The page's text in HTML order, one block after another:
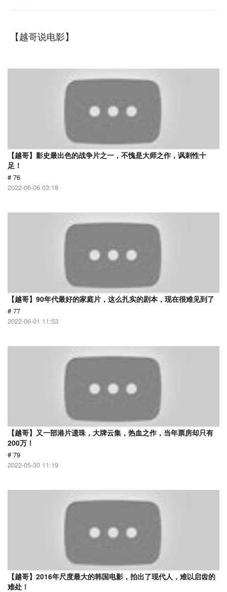
【越哥说电影】
【越哥】影史最出色的战争片之一，不愧是大师之作，讽刺性十
足！
# 76
2022-06-06 03:18
【越哥】90年代最好的家庭片，这么扎实的剧本，现在很难见到了
# 77
2022-06-01 11:53
【越哥】又一部港片遗珠，大牌云集，热血之作，当年票房却只有
200万！
# 79
2022-05-30 11:19
【越哥】2016年尺度最大的韩国电影，拍出了现代人，难以启齿的
难处！